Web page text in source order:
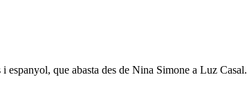
que abasta des de Nina Simone a Luz Casal.